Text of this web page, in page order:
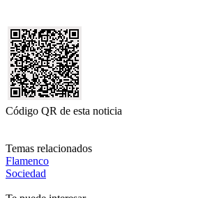
Código QR de esta noticia
Temas relacionados
Flamenco
Sociedad